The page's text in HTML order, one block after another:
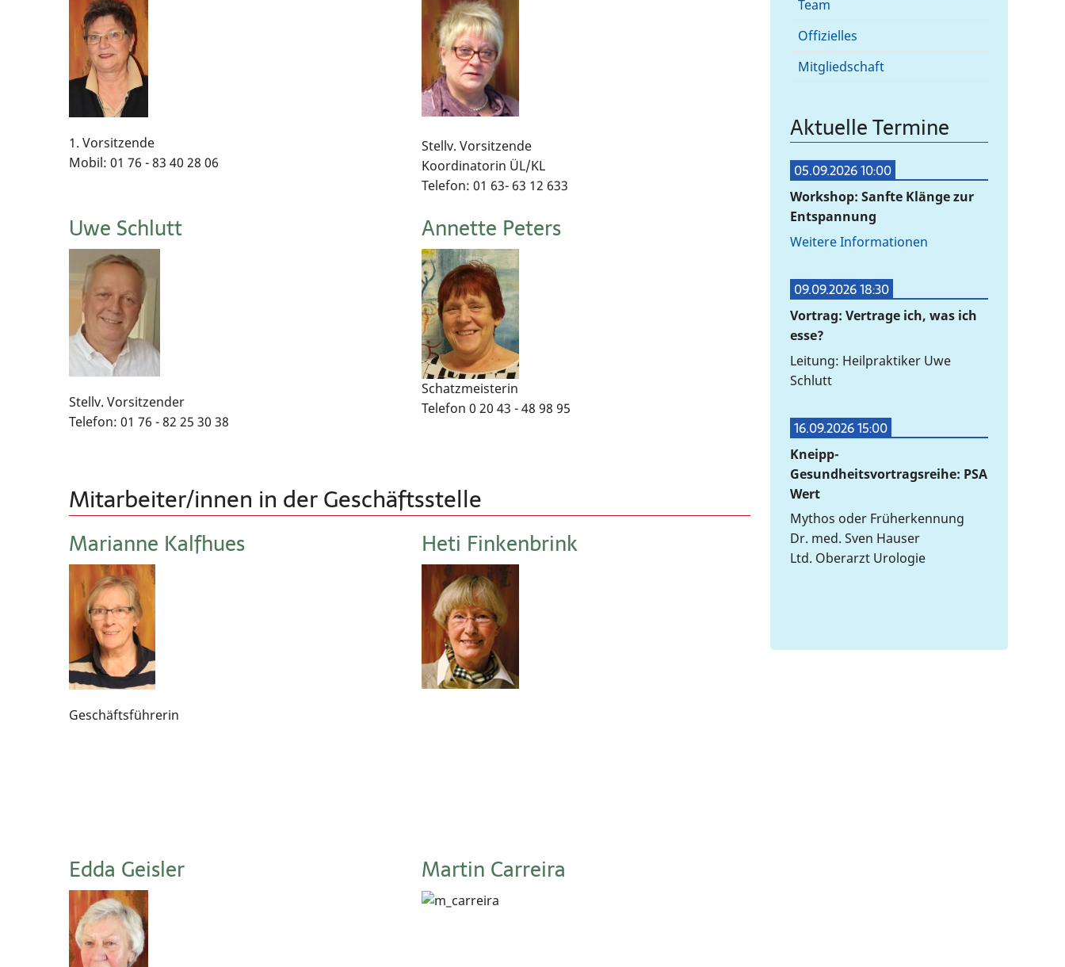
Gesundheitssport
Weitere Bewegungsangebote
Vorträge
1. Vorsitzende
Mobil: 01 76 - 83 40 28 06
Stellv. Vorsitzende
Koordinatorin ÜL/KL
Telefon: 01 63- 63 12 633
Uwe Schlutt
Stellv. Vorsitzender
Telefon: 01 76 - 82 25 30 38
Annette Peters
Schatzmeisterin
Telefon 0 20 43 - 48 98 95
Mitarbeiter/innen in der Geschäftsstelle
Marianne Kalfhues
Geschäftsführerin
Heti Finkenbrink
Edda Geisler Martin Carreira
Team
Offizielles
Mitgliedschaft
Aktuelle Termine
05.09.2026 10:00
Workshop: Sanfte Klänge zur
Entspannung
Weitere Informationen
09.09.2026 18:30
Vortrag: Vertrage ich, was ich
esse?
Leitung: Heilpraktiker Uwe
Schlutt
16.09.2026 15:00
Kneipp-
Gesundheitsvortragsreihe: PSA
Wert
Mythos oder Früherkennung
Dr. med. Sven Hauser
Ltd. Oberarzt Urologie